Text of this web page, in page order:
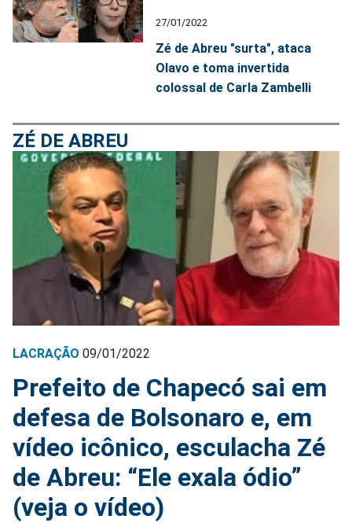
27/01/2022
Zé de Abreu "surta", ataca
Olavo e toma invertida
colossal de Carla Zambelli
ZÉ DE ABREU
LACRAÇÃO 09/01/2022
Prefeito de Chapecó sai em
defesa de Bolsonaro e, em
vídeo icônico, esculacha Zé
de Abreu: “Ele exala ódio”
(veja o vídeo)